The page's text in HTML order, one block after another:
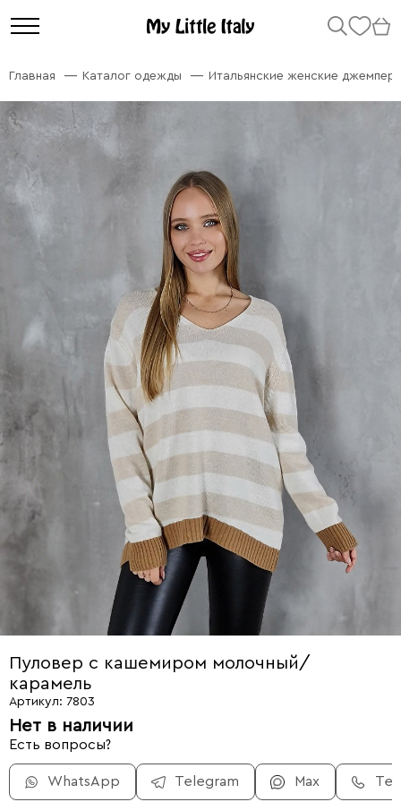
Главная Каталог одежды Итальянские женские
Пуловер с кашемиром молочный/
карамель
Артикул: 7803
Нет в наличии
Есть вопросы?
WhatsApp Telegram Max